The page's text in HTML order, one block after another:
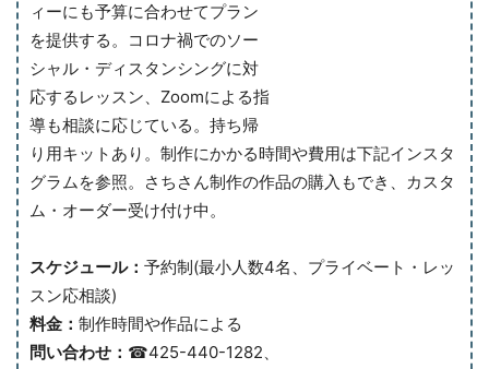
ィーにも予算に合わせてプラン
を提供する。コロナ禍でのソー
シャル・ディスタンシングに対
応するレッスン、Zoomによる指
導も相談に応じている。持ち帰
り用キットあり。制作にかかる時間や費用は下記インスタ
グラムを参照。さちさん制作の作品の購入もでき、カスタ
ム・オーダー受け付け中。
スケジュール： 予約制(最小人数4名、プライベート・レッ
スン応相談)
料金： 制作時間や作品による
問い合わせ： ☎425-440-1282、